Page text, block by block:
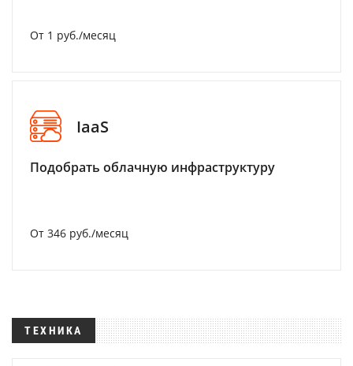
От 1 руб./месяц
IaaS
Подобрать облачную инфраструктуру
От 346 руб./месяц
ТЕХНИКА